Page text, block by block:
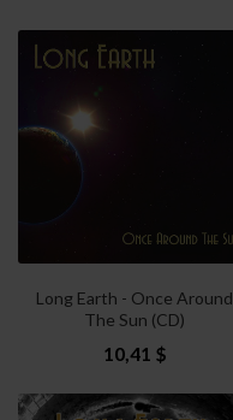
Long Earth - Once Around
The Sun (CD)
10,41 $